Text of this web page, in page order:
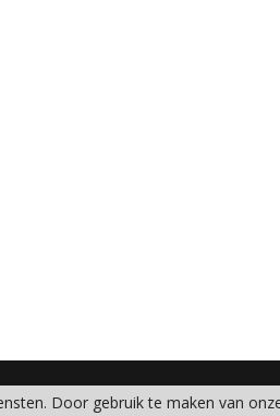
Door gebruik te maken van